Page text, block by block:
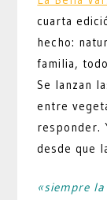
cuarta
hecho:
familia,
Se lanzan
entre
responder.
desde que
«siempre